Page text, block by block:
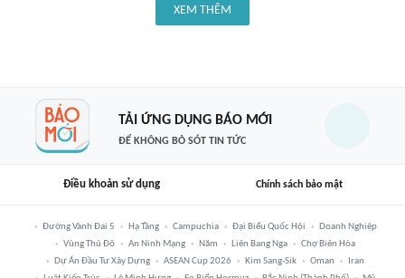
XEM THÊM
TẢI ỨNG DỤNG BÁO MỚI
ĐỂ KHÔNG BỎ SÓT TIN TỨC
Điều khoản sử dụng Chính sách bảo mật
Đường Vành Đai 5 Hạ Tầng Campuchia Đại Biểu Quốc Hội
Doanh Nghiệp
Vùng Thủ Đô
An Ninh Mạng Năm Liên Bang Nga
Chợ Biên Hòa
Dự Án Đầu Tư Xây Dựng
ASEAN Cup 2026 Kim Sang-Sik Oman
Iran